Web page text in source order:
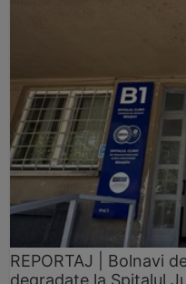
REPORTAJ | Bolnavi
degradate la Spitalul